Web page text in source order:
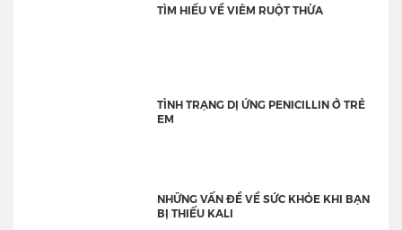
TÌM HIỂU VỀ VIÊM RUỘT THỪA
TÌNH TRẠNG DỊ ỨNG PENICILLIN Ở TRẺ
EM
NHỮNG VẤN ĐỀ VỀ SỨC KHỎE KHI BẠN
BỊ THIẾU KALI